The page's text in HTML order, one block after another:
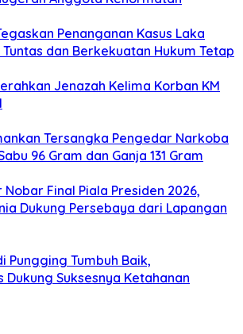
Penanganan Kasus Laka
Tuntas dan Berkekuatan Hukum Tetap
Jenazah Kelima Korban KM
Tersangka Pengedar Narkoba
96 Gram dan Ganja 131 Gram
Final Piala Presiden 2026,
Dukung Persebaya dari Lapangan
Pungging Tumbuh Baik,
Suksesnya Ketahanan